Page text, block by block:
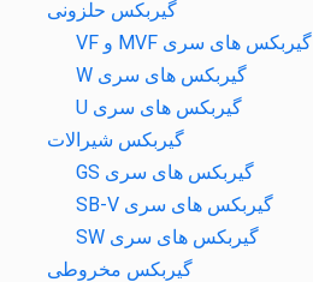
گیربکس حلزونی
گیربکس های سری MVF و VF
گیربکس های سری W
گیربکس های سری U
گیربکس شیرالات
گیربکس های سری GS
گیربکس های سری SB-V
گیربکس های سری SW
گیربکس مخروطی